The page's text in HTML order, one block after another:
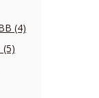
(4)
(5)